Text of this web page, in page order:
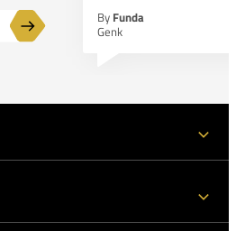
By Funda
Genk